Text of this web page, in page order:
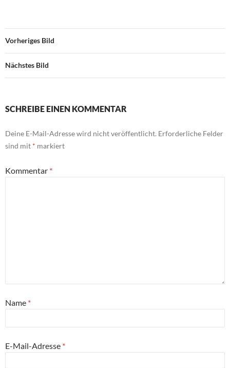
Vorheriges Bild
Nächstes Bild
SCHREIBE EINEN KOMMENTAR
Deine E-Mail-Adresse wird nicht veröffentlicht. Erforderliche Felder
sind mit * markiert
Kommentar *
Name *
E-Mail-Adresse *